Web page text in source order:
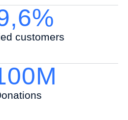
customers